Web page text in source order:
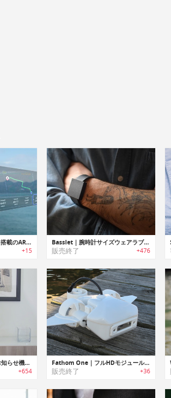
RayNeo X2｜世界初のAI搭載のARスマートグラス
+15
Basslet｜腕時計サイズウェアラブルサブウーハー「ベースレット」
販売終了 +476
Perseus｜HDカメラ、お知らせ機能搭載スマートミラー「ペルセウス」
+654
Fathom One｜フルHDモジュール式水中ドローン「ファトム ワン」
販売終了 +36